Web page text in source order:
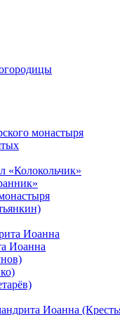
монастыря
«Колокольчик»
Иоанна
Иоанна
Иоанна